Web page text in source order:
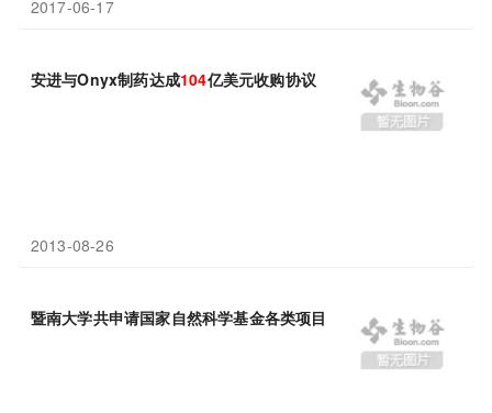
2017-06-17
安进与Onyx制药达成104亿美元收购协议
2013-08-26
暨南大学共申请国家自然科学基金各类项目475项，共获资助项目